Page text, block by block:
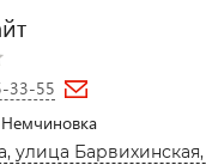
33-55
Немчиновка
улица Барвихинская,